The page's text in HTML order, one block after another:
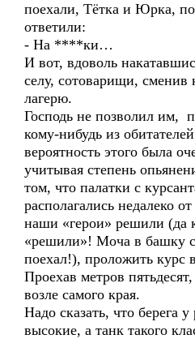
поехали, Тётка и Юрка,
ответили:
- На ****ки…
И вот, вдоволь
селу, сотоварищи, сменив
лагерю.
Господь не позволил им,
кому-нибудь из
вероятность этого была
учитывая степень
том, что палатки с
располагались недалеко
наши «герои» решили (да
«решили»! Моча в башку
поехал!), проложить курс
Проехав метров
возле самого края.
Надо сказать, что берега
высокие, а танк такого